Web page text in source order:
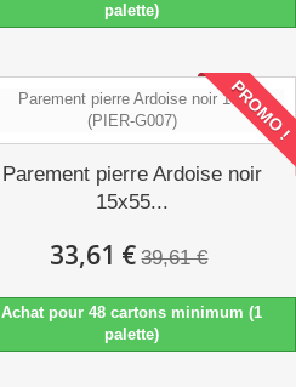
palette)
PROMO !
Parement pierre Ardoise noir
15x55...
33,61 € 39,61 €
Achat pour 48 cartons minimum (1
palette)